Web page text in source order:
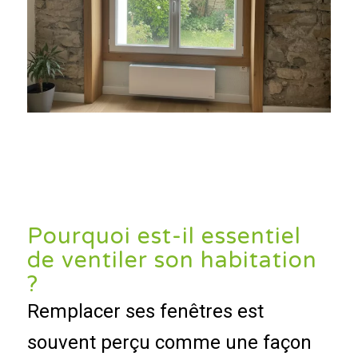
Pourquoi est-il essentiel
de ventiler son habitation
?
Remplacer ses fenêtres est
souvent perçu comme une façon